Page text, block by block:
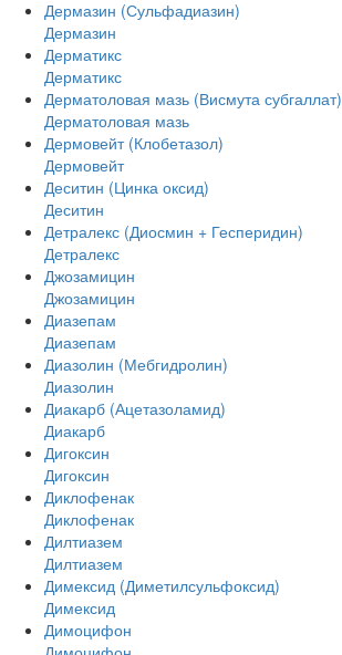
Дермазин (Сульфадиазин)
Дермазин
Дерматикс
Дерматикс
Дерматоловая мазь (Висмута субгаллат)
Дерматоловая мазь
Дермовейт (Клобетазол)
Дермовейт
Деситин (Цинка оксид)
Деситин
Детралекс (Диосмин + Гесперидин)
Детралекс
Джозамицин
Джозамицин
Диазепам
Диазепам
Диазолин (Мебгидролин)
Диазолин
Диакарб (Ацетазоламид)
Диакарб
Дигоксин
Дигоксин
Диклофенак
Диклофенак
Дилтиазем
Дилтиазем
Димексид (Диметилсульфоксид)
Димексид
Димоцифон